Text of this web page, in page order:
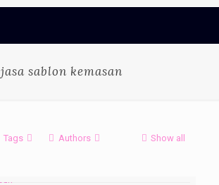
jasa sablon kemasan
Tags Authors Show all